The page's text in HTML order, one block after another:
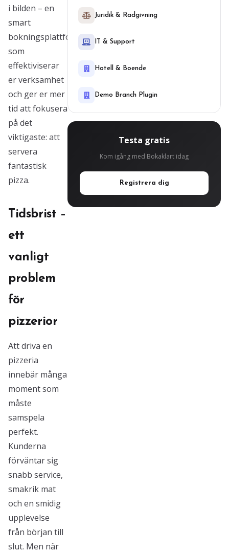
i bilden – en
smart
bokningsplattform
som
effektiviserar
er verksamhet
och ger er mer
tid att fokusera
på det
viktigaste: att
servera
fantastisk
pizza.
Tidsbrist –
ett
vanligt
problem
för
pizzerior
Att driva en
pizzeria
innebär många
moment som
måste
samspela
perfekt.
Kunderna
förväntar sig
snabb service,
smakrik mat
och en smidig
upplevelse
från början till
slut. Men när
Juridik & Radgivning
IT & Support
Hotell & Boende
Demo Branch Plugin
Testa gratis
Kom igång med Bokaklart idag
Registrera dig